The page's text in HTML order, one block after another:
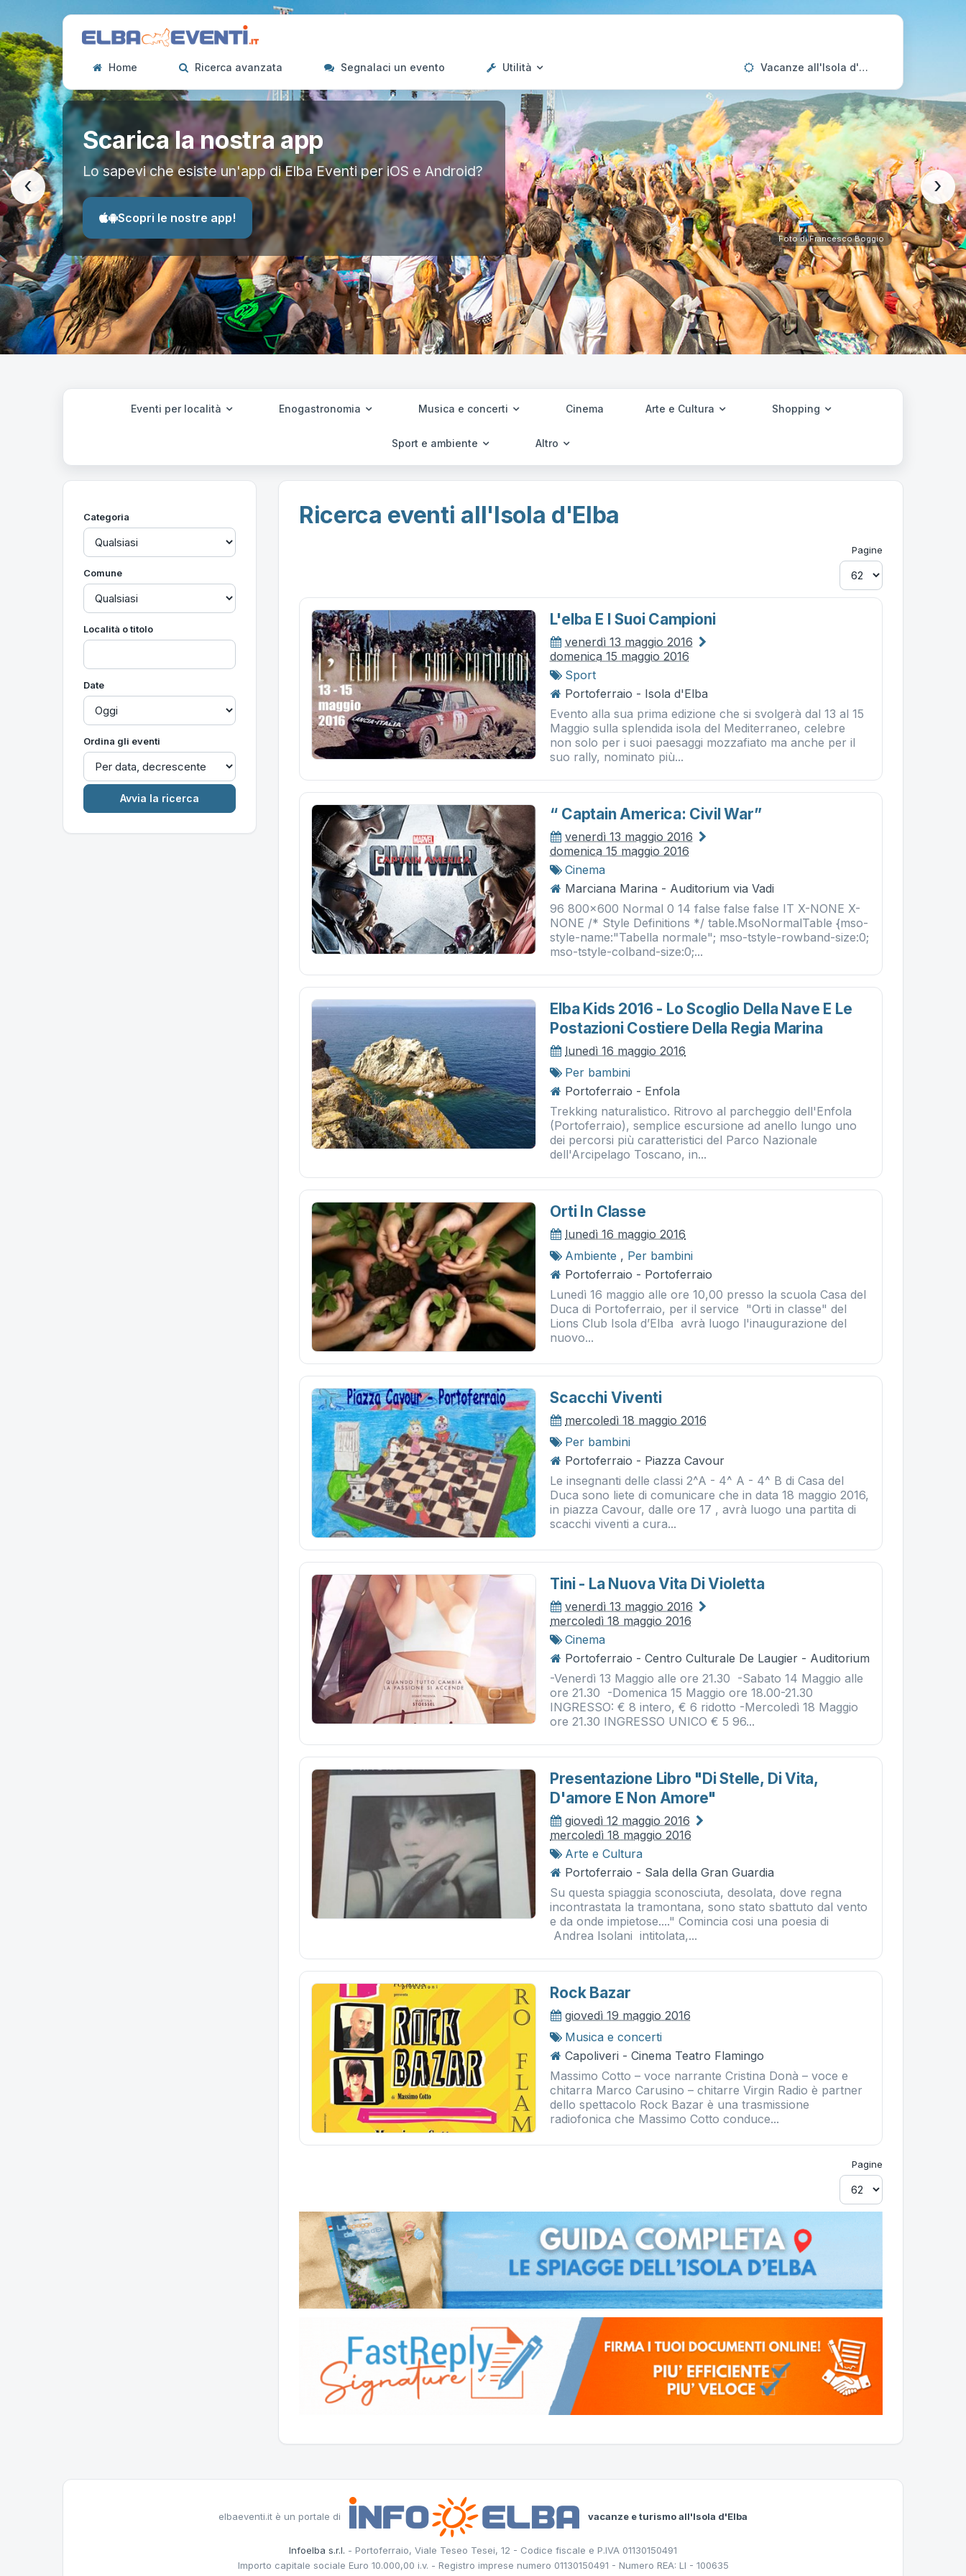
Home Ricerca avanzata Segnalaci un evento Utilità Vacanze all'Isola d'Elba
Scarica la nostra app
Lo sapevi che esiste un'app di Elba Eventi per iOS e Android?
Scopri le nostre app!
Foto di Francesco Boggio
‹ ›
Eventi per località Enogastronomia Musica e concerti Cinema Arte e Cultura Shopping
Sport e ambiente Altro
Categoria
Comune
Località o titolo
Date
Ordina gli eventi
Ricerca eventi all'Isola d'Elba
Pagine
L'elba E I Suoi Campioni
venerdì 13 maggio 2016
domenica 15 maggio 2016
Sport
Portoferraio - Isola d'Elba
Evento alla sua prima edizione che si svolgerà dal 13 al 15
Maggio sulla splendida isola del Mediterraneo, celebre
non solo per i suoi paesaggi mozzafiato ma anche per il
suo rally, nominato più...
“ Captain America: Civil War”
venerdì 13 maggio 2016
domenica 15 maggio 2016
Cinema
Marciana Marina - Auditorium via Vadi
96 800x600 Normal 0 14 false false false IT X-NONE X-
NONE /* Style Definitions */ table.MsoNormalTable {mso-
style-name:"Tabella normale"; mso-tstyle-rowband-size:0;
mso-tstyle-colband-size:0;...
Elba Kids 2016 - Lo Scoglio Della Nave E Le
Postazioni Costiere Della Regia Marina
lunedì 16 maggio 2016
Per bambini
Portoferraio - Enfola
Trekking naturalistico. Ritrovo al parcheggio dell'Enfola
(Portoferraio), semplice escursione ad anello lungo uno
dei percorsi più caratteristici del Parco Nazionale
dell'Arcipelago Toscano, in...
Orti In Classe
lunedì 16 maggio 2016
Ambiente , Per bambini
Portoferraio - Portoferraio
Lunedì 16 maggio alle ore 10,00 presso la scuola Casa del
Duca di Portoferraio, per il service "Orti in classe" del
Lions Club Isola d’Elba avrà luogo l'inaugurazione del
nuovo...
Scacchi Viventi
mercoledì 18 maggio 2016
Per bambini
Portoferraio - Piazza Cavour
Le insegnanti delle classi 2^A - 4^ A - 4^ B di Casa del
Duca sono liete di comunicare che in data 18 maggio 2016,
in piazza Cavour, dalle ore 17 , avrà luogo una partita di
scacchi viventi a cura...
Tini - La Nuova Vita Di Violetta
venerdì 13 maggio 2016
mercoledì 18 maggio 2016
Cinema
Portoferraio - Centro Culturale De Laugier - Auditorium
-Venerdì 13 Maggio alle ore 21.30 -Sabato 14 Maggio alle
ore 21.30 -Domenica 15 Maggio ore 18.00-21.30
INGRESSO: € 8 intero, € 6 ridotto -Mercoledì 18 Maggio
ore 21.30 INGRESSO UNICO € 5 96...
Presentazione Libro "di Stelle, Di Vita,
D'amore E Non Amore"
giovedì 12 maggio 2016
mercoledì 18 maggio 2016
Arte e Cultura
Portoferraio - Sala della Gran Guardia
Su questa spiaggia sconosciuta, desolata, dove regna
incontrastata la tramontana, sono stato sbattuto dal vento
e da onde impietose...." Comincia cosi una poesia di
Andrea Isolani intitolata,...
Rock Bazar
giovedì 19 maggio 2016
Musica e concerti
Capoliveri - Cinema Teatro Flamingo
Massimo Cotto – voce narrante Cristina Donà – voce e
chitarra Marco Carusino – chitarre Virgin Radio è partner
dello spettacolo Rock Bazar è una trasmissione
radiofonica che Massimo Cotto conduce...
Pagine
elbaeventi.it è un portale di vacanze e turismo all'Isola d'Elba
Infoelba s.r.l. - Portoferraio, Viale Teseo Tesei, 12 - Codice fiscale e P.IVA 01130150491
Importo capitale sociale Euro 10.000,00 i.v. - Registro imprese numero 01130150491 - Numero REA: LI - 100635